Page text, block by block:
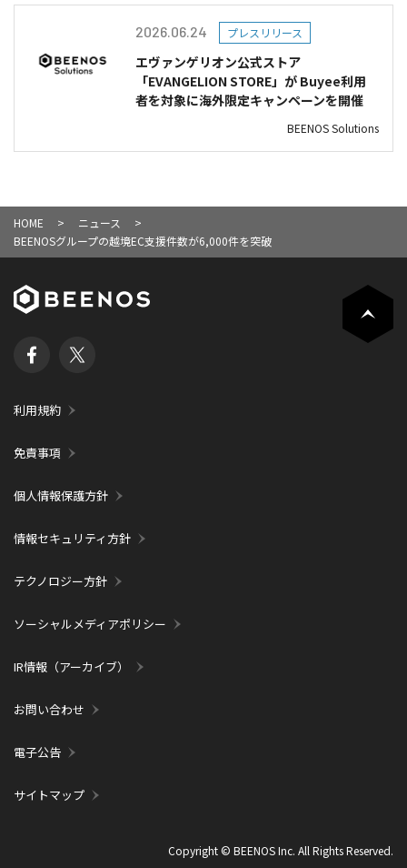
2026.06.24 プレスリリース
エヴァンゲリオン公式ストア
「EVANGELION STORE」が Buyee利用
者を対象に海外限定キャンペーンを開催
BEENOS Solutions
HOME
ニュース
BEENOSグループの越境EC支援件数が6,000件を突破
利用規約
免責事項
個人情報保護方針
情報セキュリティ方針
テクノロジー方針
ソーシャルメディアポリシー
IR情報（アーカイブ）
お問い合わせ
電子公告
サイトマップ
Copyright © BEENOS Inc. All Rights Reserved.